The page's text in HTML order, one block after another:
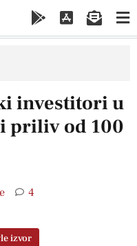
investitori u
priliv od 100
4
izvor